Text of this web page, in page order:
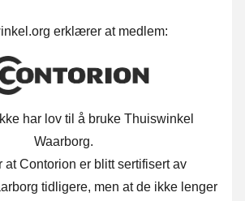
erklærer at medlem:
har lov til å bruke Thuiswinkel
Waarborg.
at Contorion er blitt sertifisert av
tidligere, men at de ikke lenger